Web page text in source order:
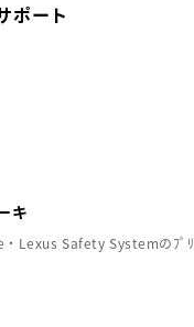
ポート
キ
Lexus Safety Systemのﾌﾟﾘ